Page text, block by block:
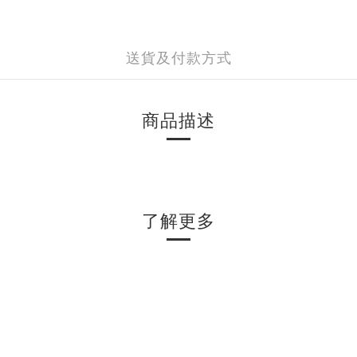
送貨及付款方式
商品描述
了解更多